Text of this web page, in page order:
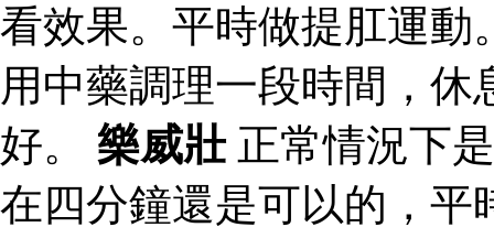
看效果。平時做提肛運動
用中藥調理一段時間，
好。 樂威壯正常情況下
在四分鐘還是可以的，平